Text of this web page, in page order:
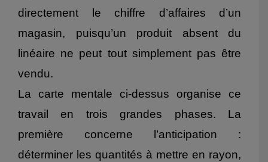
directement le chiffre d’affaires d’un
magasin, puisqu’un produit absent du
linéaire ne peut tout simplement pas être
vendu.
La carte mentale ci-dessus organise ce
travail en trois grandes phases. La
première concerne l’anticipation :
déterminer les quantités à mettre en rayon,